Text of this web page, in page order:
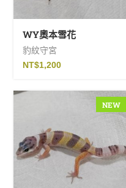
未分類
瘤尾守宮
豹紋守宮
WY奧本雪花
豹紋守宮
NT$1,200
NEW